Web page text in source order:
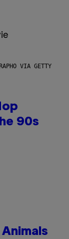
VIA GETTY
90s
Animals